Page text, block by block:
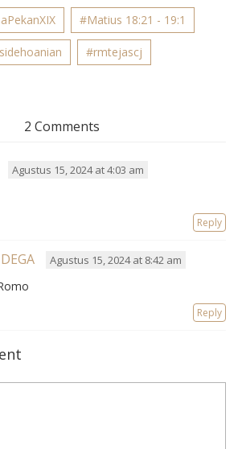
#Matius 18:21 - 19:1
#rmtejascj
2 Comments
Agustus 15, 2024 at 4:03 am
Reply
Agustus 15, 2024 at 8:42 am
Reply